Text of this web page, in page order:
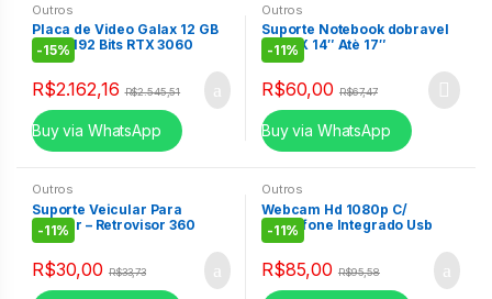
Outros
Placa de Video Galax 12 GB
DDR6 192 Bits RTX 3060
(36NOL7MD1VOC)
-15%
R$2.162,16 R$2.545,51
Buy via WhatsApp
Outros
Suporte Notebook dobravel
B-MAX 14″ Atè 17″
Polegadas ,de Aluminio
-11%
R$60,00 R$67,47
Buy via WhatsApp
Outros
Suporte Veicular Para
Celular – Retrovisor 360
Multifuncional BMG-45
-11%
R$30,00 R$33,73
Outros
Webcam Hd 1080p C/
Microfone Integrado Usb
Xc-rc038
-11%
R$85,00 R$95,58